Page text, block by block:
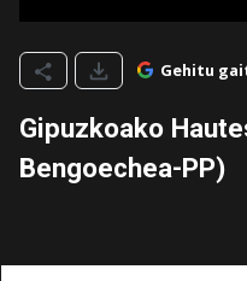
Gehitu
Gipuzkoako
Bengoechea-PP)